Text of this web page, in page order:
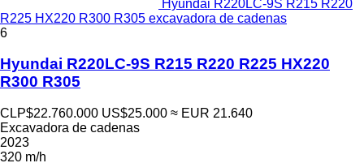
Hyundai R220LC-9S R215 R220
R225 HX220 R300 R305 excavadora de cadenas
6
Hyundai R220LC-9S R215 R220 R225 HX220
R300 R305
CLP$22.760.000 US$25.000 ≈ EUR 21.640
Excavadora de cadenas
2023
320 m/h